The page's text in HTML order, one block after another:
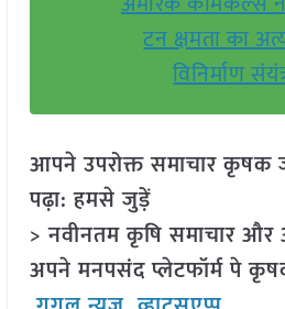
टन क्षमता का
विनिर्माण
आपने उपरोक्त समाचार कृषक
पढ़ा: हमसे जुड़ें
> नवीनतम कृषि समाचार
अपने मनपसंद प्लेटफॉर्म पे